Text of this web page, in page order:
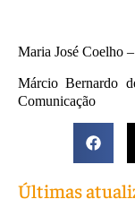
Maria José Coelho
Márcio Bernardo
Comunicação
Últimas